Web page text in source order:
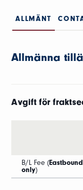
ALLMÄNT
Allmänna
Avgift för
B/L Fee (Eastbound
only)